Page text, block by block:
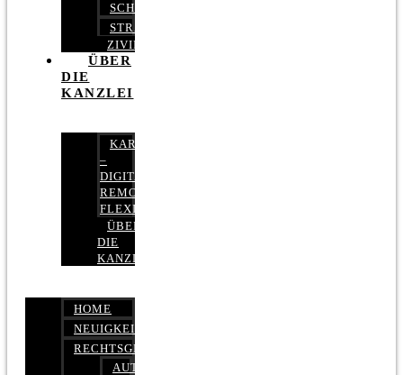
SCHUFARECHT
STRAFRECHT
ZIVILRECHT
ÜBER
DIE
KANZLEI
KARRIERE
–
DIGITAL,
REMOTE,
FLEXIBEL
ÜBER
DIE
KANZLEI
HOME
NEUIGKEITEN
RECHTSGEBIETE
AUTOBETRUG